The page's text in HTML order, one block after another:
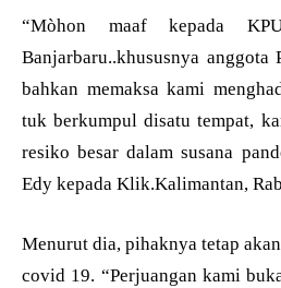
“Mòhon maaf kepada
Banjarbaru..khususnya anggota
bahkan memaksa kami
tuk berkumpul disatu tempat,
resiko besar dalam susana
Edy kepada Klik.Kalimantan,
Menurut dia, pihaknya tetap
covid 19. “Perjuangan kami